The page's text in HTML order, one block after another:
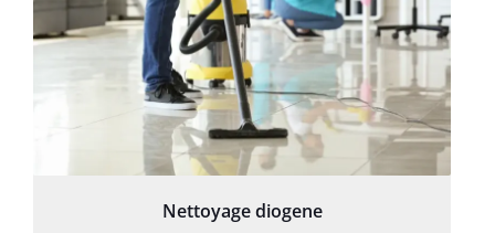
Nettoyage diogene